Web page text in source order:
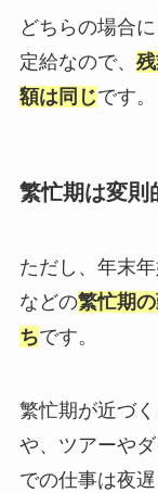
どちらの場合
定給なので、
額は同じです。
繁忙期は変則
ただし、年末
などの繁忙期
ちです。
繁忙期が近づ
や、ツアーや
での仕事は夜